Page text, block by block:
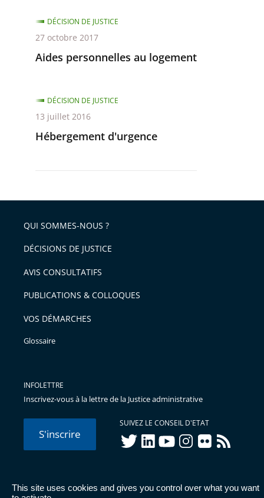
This site uses cookies and gives you control over what you want
après
Aides personnelles au logement
DÉCISION DE JUSTICE
27 octobre 2017
Hébergement d'urgence
DÉCISION DE JUSTICE
13 juillet 2016
QUI SOMMES-NOUS ?
DÉCISIONS DE JUSTICE
AVIS CONSULTATIFS
PUBLICATIONS & COLLOQUES
VOS DÉMARCHES
Glossaire
INFOLETTRE
Inscrivez-vous à la lettre de la Justice administrative
S'inscrire
SUIVEZ LE CONSEIL D'ETAT
twitterlinkedInyoutubeinstagram
flickr rss
© Conseil d'État 2026 - Mentions légales Données